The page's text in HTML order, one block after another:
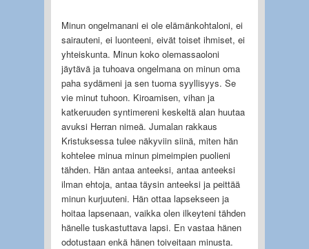
Minun ongelmanani ei ole elämänkohtaloni, ei
sairauteni, ei luonteeni, eivät toiset ihmiset, ei
yhteiskunta. Minun koko olemassaoloni
jäytävä ja tuhoava ongelmana on minun oma
paha sydämeni ja sen tuoma syyllisyys. Se
vie minut tuhoon. Kiroamisen, vihan ja
katkeruuden syntimereni keskeltä alan huutaa
avuksi Herran nimeä. Jumalan rakkaus
Kristuksessa tulee näkyviin siinä, miten hän
kohtelee minua minun pimeimpien puolieni
tähden. Hän antaa anteeksi, antaa anteeksi
ilman ehtoja, antaa täysin anteeksi ja peittää
minun kurjuuteni. Hän ottaa lapsekseen ja
hoitaa lapsenaan, vaikka olen ilkeyteni tähden
hänelle tuskastuttava lapsi. En vastaa hänen
odotustaan enkä hänen toiveitaan minusta.